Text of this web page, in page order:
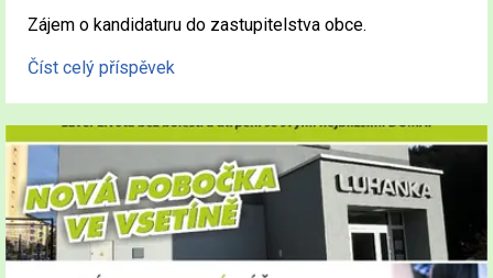
Zájem o kandidaturu do zastupitelstva obce.
Číst celý příspěvek